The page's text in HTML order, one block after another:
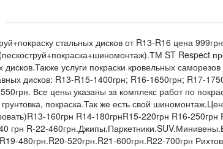
стальных дисков от R13-R16 цена
ST Respect
дисков.Также услуги покраски кровельных
дисков: R13-R15-1400грн; R16-1650грн; R17-
Все цены указаны за комплекс работ по
грунтовка, покраска.Так же есть свой
160грн R14-180грнR15-220грн R16-
грн R-22-
480грн.R20-520грн.R21-600грн.R22-700грн